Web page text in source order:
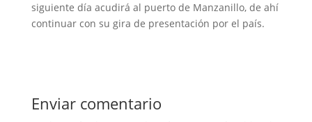
siguiente día acudirá al puerto de Manzanillo, de ahí
continuar con su gira de presentación por el país.
Enviar comentario